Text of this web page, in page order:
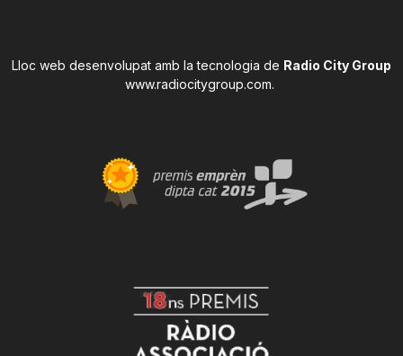
Lloc web desenvolupat amb la tecnologia de Radio City Group
www.radiocitygroup.com.